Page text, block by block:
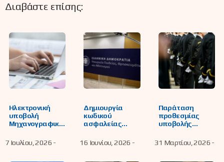
Διαβάστε επίσης:
Ηλεκτρονική
υποβολή
Μηχανογραφικο
ΕΠΑΛ (Μ.Δ) 2026
και Παράλληλου
7 Ιουλίου, 2026 -
Δημιουργία
κωδικού
ασφαλείας
και ΕΠΑΛ για την
υποβολή
16 Ιουνίου, 2026 -
Παράταση
προθεσμίας
υποβολής
δικαιολογητικών
για την
31 Μαρτίου, 2026 -